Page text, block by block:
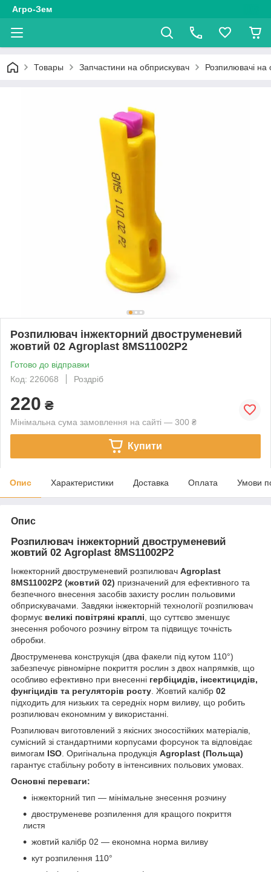
Агро-Зем
Товары Запчастини на обприскувач Розпилювачі на
Розпилювач інжекторний двоструменевий
жовтий 02 Agroplast 8MS11002P2
Готово до відправки
Код: 226068
Роздріб
220 ₴
Мінімальна сума замовлення на сайті — 300 ₴
Купити
Опис Характеристики Доставка Оплата Умови
Опис
Розпилювач інжекторний двоструменевий
жовтий 02 Agroplast 8MS11002P2
Інжекторний двоструменевий розпилювач Agroplast
8MS11002P2 (жовтий 02) призначений для ефективного та
безпечного внесення засобів захисту рослин польовими
обприскувачами. Завдяки інжекторній технології розпилювач
формує великі повітряні краплі , що суттєво зменшує
знесення робочого розчину вітром та підвищує точність
обробки.
Двоструменева конструкція (два факели під кутом 110°)
забезпечує рівномірне покриття рослин з двох напрямків, що
особливо ефективно при внесенні гербіцидів, інсектицидів,
фунгіцидів та регуляторів росту . Жовтий калібр 02
підходить для низьких та середніх норм виливу, що робить
розпилювач економним у використанні.
Розпилювач виготовлений з якісних зносостійких матеріалів,
сумісний зі стандартними корпусами форсунок та відповідає
вимогам ISO . Оригінальна продукція Agroplast (Польща)
гарантує стабільну роботу в інтенсивних польових умовах.
Основні переваги:
інжекторний тип — мінімальне знесення розчину
двоструменеве розпилення для кращого покриття
листя
жовтий калібр 02 — економна норма виливу
кут розпилення 110°